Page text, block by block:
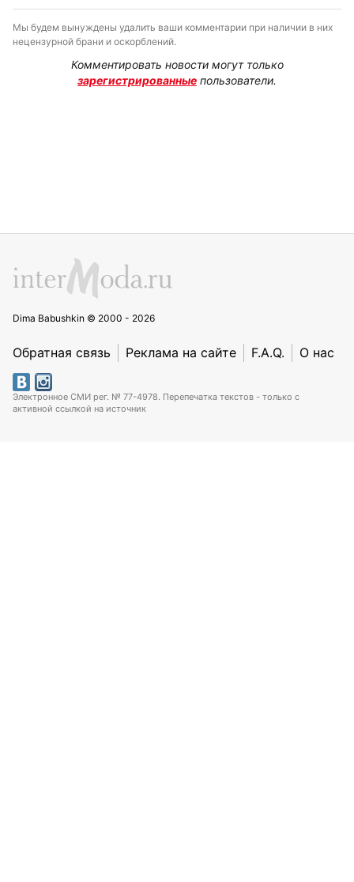
Мы будем вынуждены удалить ваши комментарии при наличии в них
нецензурной брани и оскорблений.
Комментировать новости могут только
зарегистрированные пользователи.
Dima Babushkin © 2000 - 2026
Обратная связь Реклама на сайте F.A.Q. О нас
Электронное СМИ рег. № 77-4978. Перепечатка текстов - только с
активной ссылкой на источник